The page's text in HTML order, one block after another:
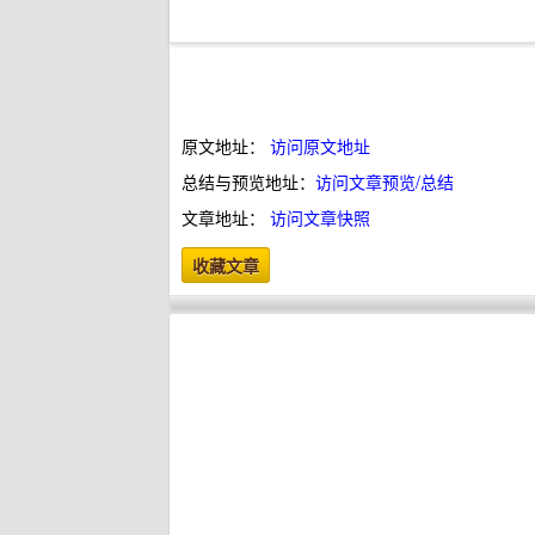
原文地址： 访问原文地址
总结与预览地址： 访问文章预览/总结
文章地址： 访问文章快照